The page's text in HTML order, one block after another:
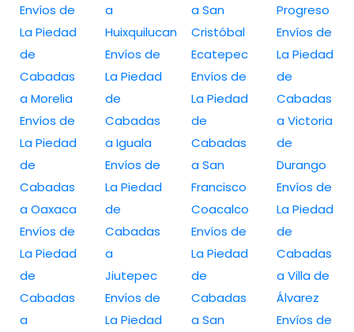
Envíos de
La Piedad
de
Cabadas
a Morelia
Envíos de
La Piedad
de
Cabadas
a Oaxaca
Envíos de
La Piedad
de
Cabadas
a
a
Huixquilucan
Envíos de
La Piedad
de
Cabadas
a Iguala
Envíos de
La Piedad
de
Cabadas
a
Jiutepec
Envíos de
La Piedad
a San
Cristóbal
Ecatepec
Envíos de
La Piedad
de
Cabadas
a San
Francisco
Coacalco
Envíos de
La Piedad
de
Cabadas
a San
Progreso
Envíos de
La Piedad
de
Cabadas
a Victoria
de
Durango
Envíos de
La Piedad
de
Cabadas
a Villa de
Álvarez
Envíos de